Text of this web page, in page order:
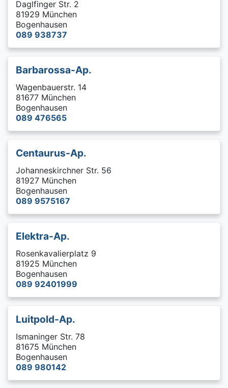
Daglfinger Str. 2
81929 München
Bogenhausen
089 938737
Barbarossa-Ap.
Wagenbauerstr. 14
81677 München
Bogenhausen
089 476565
Centaurus-Ap.
Johanneskirchner Str. 56
81927 München
Bogenhausen
089 9575167
Elektra-Ap.
Rosenkavalierplatz 9
81925 München
Bogenhausen
089 92401999
Luitpold-Ap.
Ismaninger Str. 78
81675 München
Bogenhausen
089 980142